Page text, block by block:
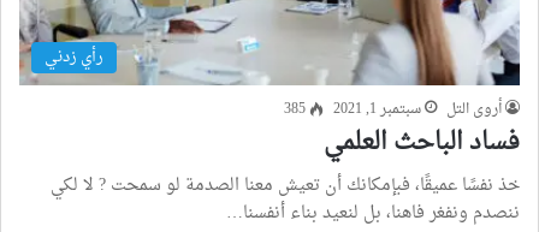
رأي زدني
أروى التل سبتمبر 1, 2021 385
فساد الباحث العلمي
خذ نفسًا عميقًا، فبإمكانك أن تعيش معنا الصدمة لو سمحت ? لا لكي
ننصدم ونفغر فاهنا، بل لنعيد بناء أنفسنا…